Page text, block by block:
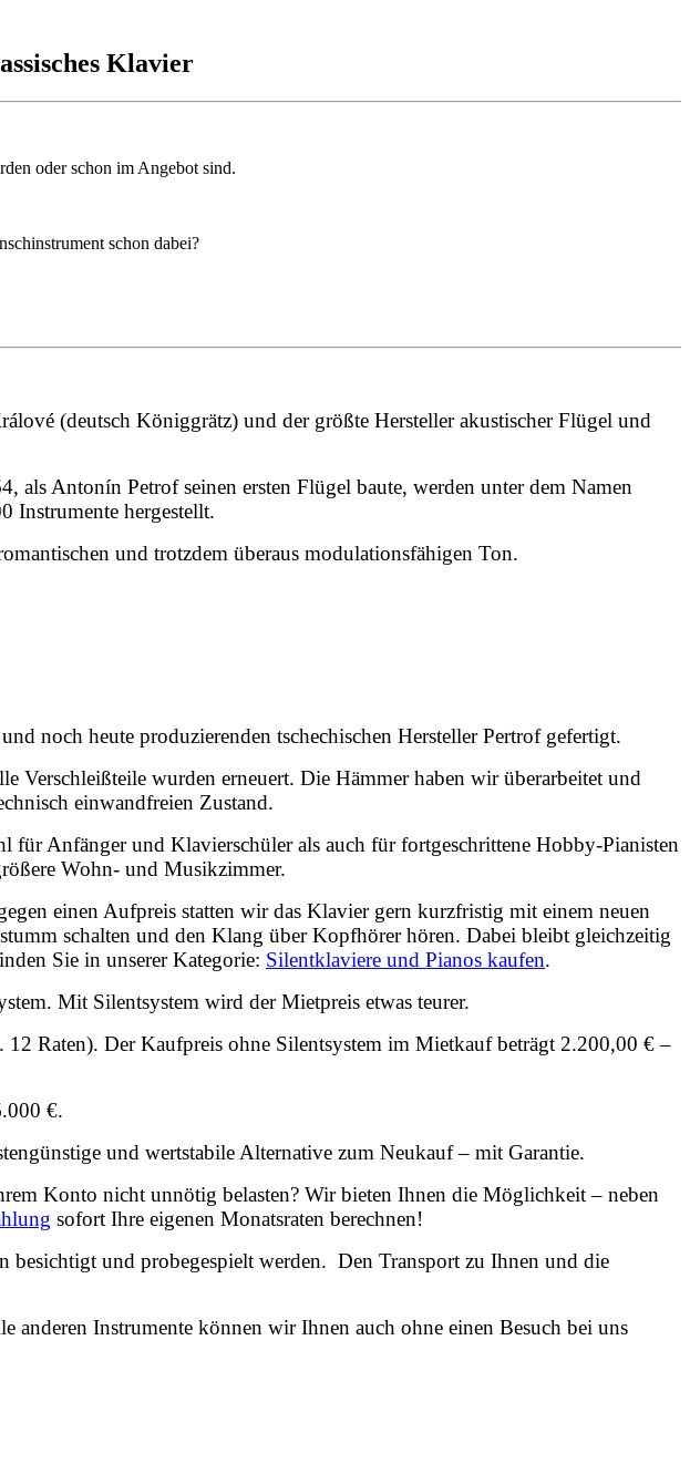
Klavier
oder schon im Angebot sind.
schon dabei?
(deutsch Königgrätz) und der größte Hersteller akustischer Flügel und
Antonín Petrof seinen ersten Flügel baute, werden unter dem Namen
Instrumente hergestellt.
und trotzdem überaus modulationsfähigen Ton.
noch heute produzierenden tschechischen Hersteller Pertrof gefertigt.
Verschleißteile wurden erneuert. Die Hämmer haben wir überarbeitet und
einwandfreien Zustand.
für Anfänger und Klavierschüler als auch für fortgeschrittene Hobby-Pianisten
Wohn- und Musikzimmer.
einen Aufpreis statten wir das Klavier gern kurzfristig mit einem neuen
schalten und den Klang über Kopfhörer hören. Dabei bleibt gleichzeitig
Sie in unserer Kategorie: Silentklaviere und Pianos kaufen.
Mit Silentsystem wird der Mietpreis etwas teurer.
Raten). Der Kaufpreis ohne Silentsystem im Mietkauf beträgt 2.200,00 € –
€.
und wertstabile Alternative zum Neukauf – mit Garantie.
Konto nicht unnötig belasten? Wir bieten Ihnen die Möglichkeit – neben
sofort Ihre eigenen Monatsraten berechnen!
besichtigt und probegespielt werden. Den Transport zu Ihnen und die
anderen Instrumente können wir Ihnen auch ohne einen Besuch bei uns